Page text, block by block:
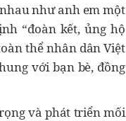
như anh em một
“đoàn kết, ủng hộ
thể nhân dân Việt
với bạn bè, đồng
và phát triển mối